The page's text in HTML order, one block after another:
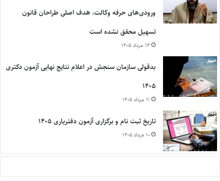
ورودی‌های حرفه وکالت، هدف اصلی طراحان قانون
تسهیل محقق نشده است
۱۴ مرداد ۱۴۰۵
بدقولی سازمان سنجش در اعلام نتایج نهایی آزمون دکتری
۱۴۰۵
۱۱ مرداد ۱۴۰۵
تاریخ ثبت نام و برگزاری آزمون دفتریاری ۱۴۰۵
۱۰ مرداد ۱۴۰۵